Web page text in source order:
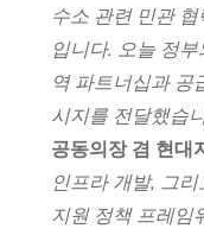
수소 관련 민관
입니다. 오늘 정
역 파트너십과 공
시지를 전달했습
공동의장 겸 현대
인프라 개발, 그
지원 정책 프레임